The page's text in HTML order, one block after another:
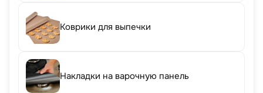
Коврики для выпечки
Накладки на варочную панель